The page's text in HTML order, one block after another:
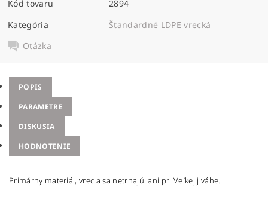
Kód tovaru
2894
Kategória
Štandardné LDPE vrecká
Otázka
POPIS
PARAMETRE
DISKUSIA
HODNOTENIE
Primárny materiál, vrecia sa netrhajú ani pri Veľkej j váhe.